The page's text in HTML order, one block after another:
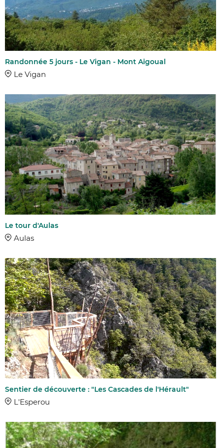
Randonnée 5 jours - Le Vigan - Mont Aigoual
Le Vigan
Le tour d'Aulas
Aulas
Sentier de découverte : "Les Cascades de l'Hérault"
L'Esperou